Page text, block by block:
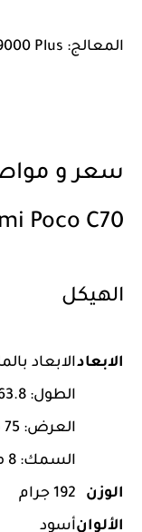
المعالج: Dimensity 9000 Plus .
سعر و
Poco C70
الهيكل
الابعادالابعاد
الطول: 163.8 ملم
العرض: 75 ملم
السمك: 8 ملم
الوزن
192 جرام
الألوانأسود